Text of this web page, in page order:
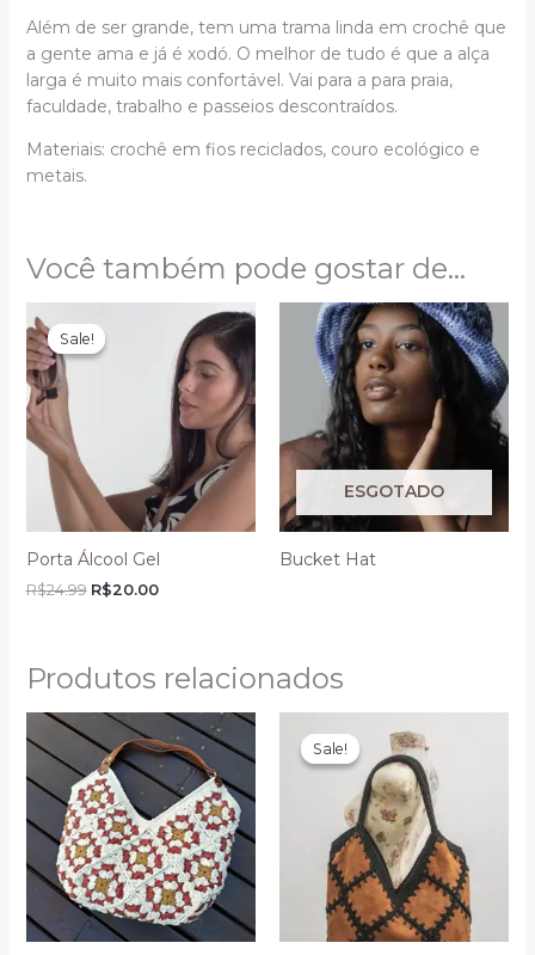
Além de ser grande, tem uma trama linda em crochê que
a gente ama e já é xodó. O melhor de tudo é que a alça
larga é muito mais confortável. Vai para a para praia,
faculdade, trabalho e passeiosdescontraídos.
Materiais: crochê em fios reciclados, couro ecológico e
metais.
Você também pode gostar de…
Sale!
Sale!
Porta Álcool Gel
R$24.99
preço
original
R$20.00
preço
atual
R$20.00.
ESGOTADO
Bucket Hat
Produtos relacionados
Sale!
Sale!
preço
original
era:
R$290.00.
é:
R$260.00.